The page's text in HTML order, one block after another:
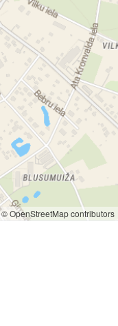
© OpenStreetMap contributors